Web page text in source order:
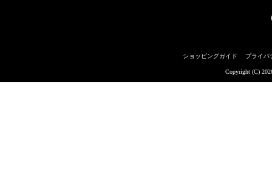
ショッピングガイド プライバ
Copyright (C)